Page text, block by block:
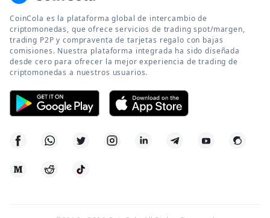
CoinCola es la plataforma global de intercambio de
criptomonedas, que ofrece servicios de trading spot/margen,
trading P2P y compraventa de tarjetas regalo con bajas
comisiones. Nuestra plataforma integrada ha sido diseñada
desde cero para ofrecer la mejor experiencia de trading de
criptomonedas a nuestros usuarios.